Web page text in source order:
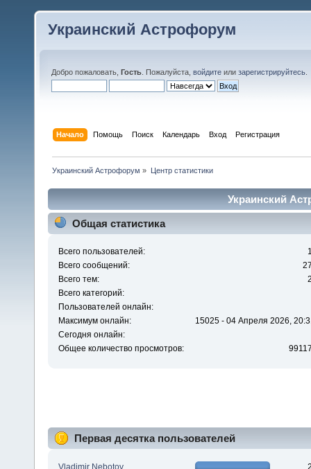
Украинский Астрофорум
Добро пожаловать, Гость . Пожалуйста, войдите или зарегистрируйтесь
Начало Помощь Поиск Календарь Вход Регистрация
Украинский Астрофорум » Центр статистики
Украинский
Общая статистика
Всего пользователей:
Всего сообщений:
Всего тем:
Всего категорий:
Пользователей онлайн:
Максимум онлайн:
15025 - 04 Апреля 2026,
Сегодня онлайн:
Общее количество просмотров:
Первая десятка пользователей
Vladimir Nebotov